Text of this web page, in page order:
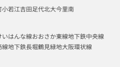
小若江吉田足代北大今里南
いはんな線おおさか東線地下鉄中央線
線地下鉄長堀鶴見緑地大阪環状線